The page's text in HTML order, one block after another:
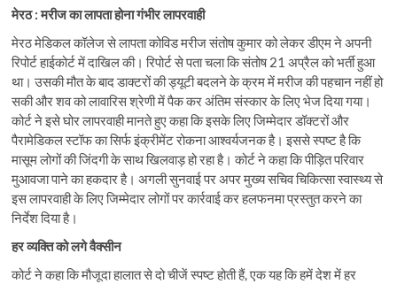
मेरठ : मरीज का लापता होना गंभीर लापरवाही
मेरठ मेडिकल कॉलेज से लापता कोविड मरीज संतोष कुमार को लेकर डीएम ने अपनी
रिपोर्ट हाईकोर्ट में दाखिल की। रिपोर्ट से पता चला कि संतोष 21 अप्रैल को भर्ती हुआ
था। उसकी मौत के बाद डाक्टरों की ड्यूटी बदलने के क्रम में मरीज की पहचान नहीं हो
सकी और शव को लावारिस श्रेणी में पैक कर अंतिम संस्कार के लिए भेज दिया गया।
कोर्ट ने इसे घोर लापरवाही मानते हुए कहा कि इसके लिए जिम्मेदार डॉक्टरों और
पैरामेडिकल स्टॉफ का सिर्फ इंक्रीमेंट रोकना आश्वर्यजनक है। इससे स्पष्ट है कि
मासूम लोगों की जिंदगी के साथ खिलवाड़ हो रहा है। कोर्ट ने कहा कि पीड़ित परिवार
मुआवजा पाने का हकदार है। अगली सुनवाई पर अपर मुख्य सचिव चिकित्सा स्वास्थ्य से
इस लापरवाही के लिए जिम्मेदार लोगों पर कार्रवाई कर हलफनमा प्रस्तुत करने का
निर्देश दिया है।
हर व्यक्ति को लगे वैक्सीन
कोर्ट ने कहा कि मौजूदा हालात से दो चीजें स्पष्ट होती हैं, एक यह कि हमें देश में हर